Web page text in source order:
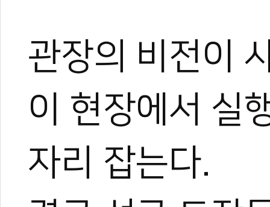
관장의 비전이
이 현장에서 실
자리 잡는다.